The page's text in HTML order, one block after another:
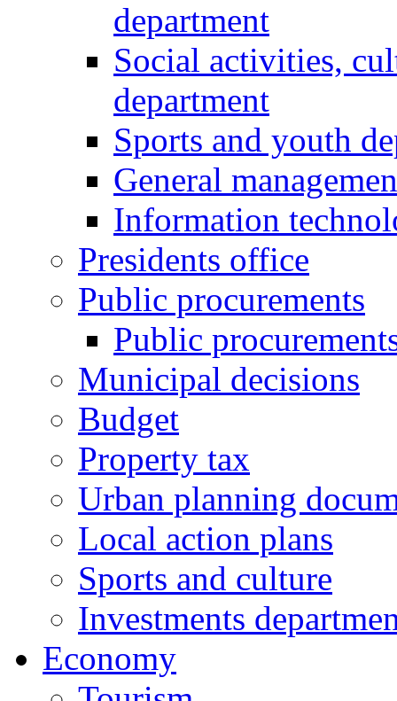
department
Social activities,
department
Sports and youth
General
Information
Presidents office
Public procurements
Public
Municipal decisions
Budget
Property tax
Urban planning
Local action plans
Sports and culture
Investments
Economy